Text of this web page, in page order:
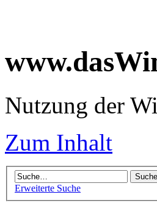
Nutzung der
Zum Inhalt
Erweiterte Suche